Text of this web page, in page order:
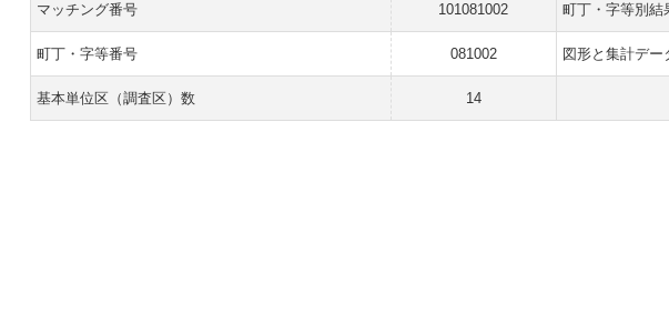
マッチング番号 101081002 町丁・字等別結
町丁・字等番号 081002 図形と集計デー
基本単位区（調査区）数 14